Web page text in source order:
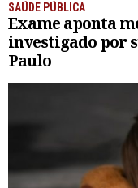
SAÚDE PÚBLICA
Exame aponta
investigado por
Paulo